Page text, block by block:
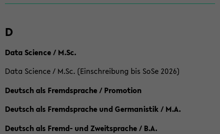
D
Data Science / M.Sc.
Data Science / M.Sc. (Einschreibung bis SoSe 2026)
Deutsch als Fremdsprache / Promotion
Deutsch als Fremdsprache und Germanistik / M.A.
Deutsch als Fremd- und Zweitsprache / B.A.